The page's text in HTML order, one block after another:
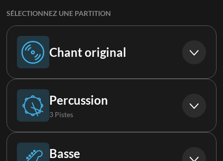
SÉLECTIONNEZ UNE PARTITION
Chant original
Chant original
Percussion
3 Pistes
Batterie
Basse